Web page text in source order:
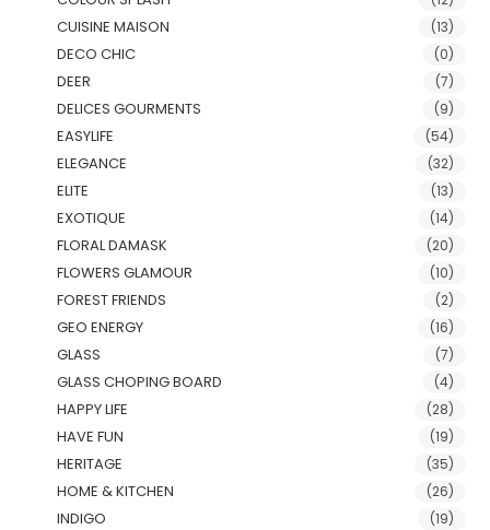
CUISINE MAISON (13)
DECO CHIC (0)
DEER (7)
DELICES GOURMENTS (9)
EASYLIFE (54)
ELEGANCE (32)
ELITE (13)
EXOTIQUE (14)
FLORAL DAMASK (20)
FLOWERS GLAMOUR (10)
FOREST FRIENDS (2)
GEO ENERGY (16)
GLASS (7)
GLASS CHOPING BOARD (4)
HAPPY LIFE (28)
HAVE FUN (19)
HERITAGE (35)
HOME & KITCHEN (26)
INDIGO (19)